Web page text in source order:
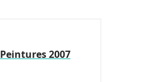
Peintures 2007